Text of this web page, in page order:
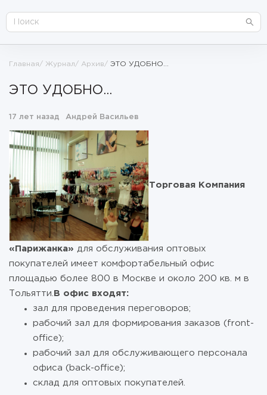
Главная Журнал Архив ЭТО УДОБНО...
ЭТО УДОБНО...
17 лет назад Андрей Васильев
Торговая Компания
«Парижанка» для обслуживания оптовых
покупателей имеет комфортабельный офис
площадью более 800 в Москве и около 200 кв. м в
Тольятти. В офис входят:
зал для проведения переговоров;
рабочий зал для формирования заказов (front-
office);
рабочий зал для обслуживающего персонала
офиса (back-office);
склад для оптовых покупателей.